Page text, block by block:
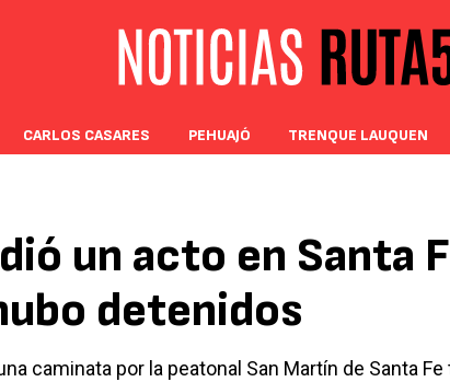
CARLOS CASARES PEHUAJÓ TRENQUE LAUQUEN
un acto en Santa
detenidos
caminata por la peatonal San Martín de Santa Fe